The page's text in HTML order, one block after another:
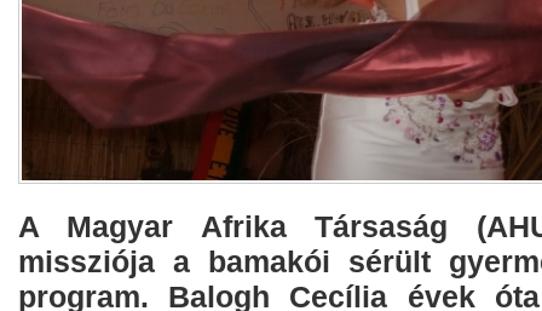
A Magyar Afrika Társaság
missziója a bamakói sérült
program. Balogh Cecília évek